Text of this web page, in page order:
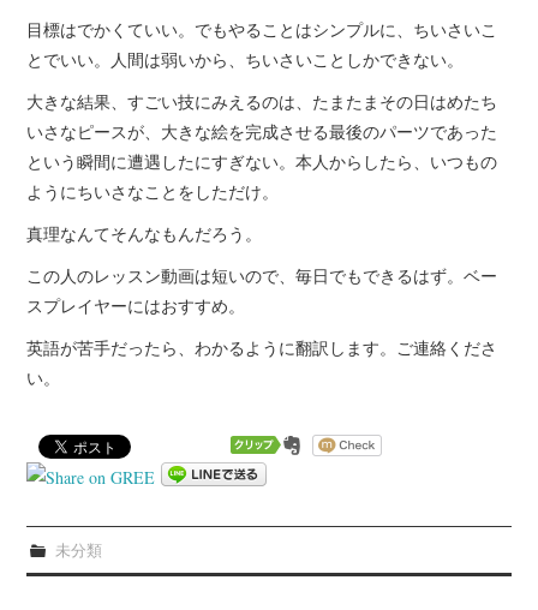
目標はでかくていい。でもやることはシンプルに、ちいさいこ
とでいい。人間は弱いから、ちいさいことしかできない。
大きな結果、すごい技にみえるのは、たまたまその日はめたち
いさなピースが、大きな絵を完成させる最後のパーツであった
という瞬間に遭遇したにすぎない。本人からしたら、いつもの
ようにちいさなことをしただけ。
真理なんてそんなもんだろう。
この人のレッスン動画は短いので、毎日でもできるはず。ベー
スプレイヤーにはおすすめ。
英語が苦手だったら、わかるように翻訳します。ご連絡くださ
い。
未分類